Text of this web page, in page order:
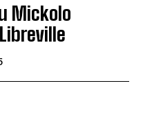
Mickolo